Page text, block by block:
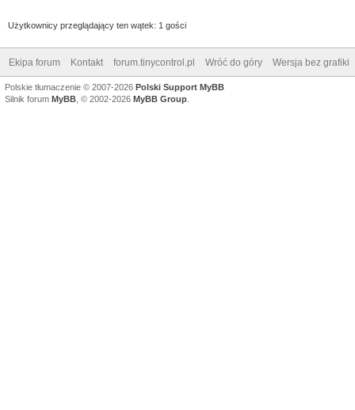
Użytkownicy przeglądający ten wątek: 1 gości
Ekipa forum Kontakt forum.tinycontrol.pl Wróć do góry Wersja bez grafiki
Polskie tłumaczenie © 2007-2026 Polski Support MyBB
Silnik forum MyBB , © 2002-2026 MyBB Group